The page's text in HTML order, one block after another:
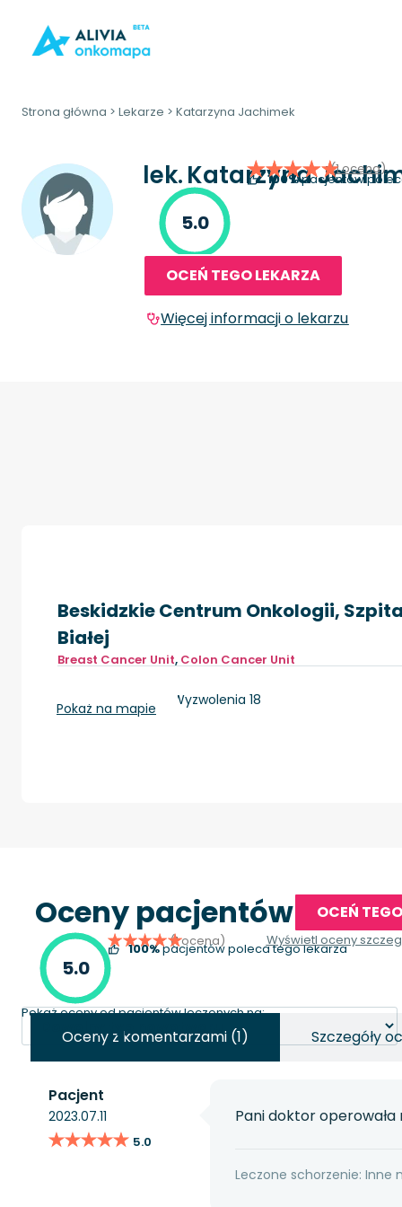
Strona główna > Lekarze > Katarzyna Jachimek
lek.Katarzyna
5.0
(1 ocena)
100%pacjentów
OCEŃ TEGO LEKARZA
Więcej informacji o lekarzu
Beskidzkie Centrum Onkologii,
Białej
Breast Cancer Unit, Colon Cancer Unit
Bielsko-Biała, ul. Wyzwolenia 18
Pokaż na mapie
Oceny pacjentów OCEŃ
5.0
(1 ocena)
100%pacjentów poleca tego lekarza
Wyświetl oceny
Pokaż oceny od pacjentów leczonych na:
Oceny z komentarzami (1) Szczegóły
Pacjent
2023.07.11
★★★★★
★★★★★ 5.0
Pani doktor operowała
Leczone schorzenie: Inne